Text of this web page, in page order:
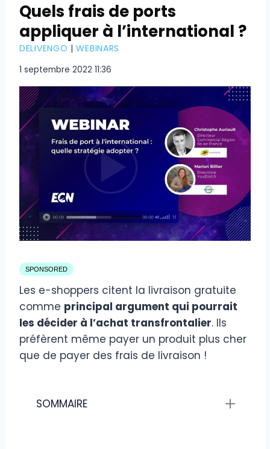
Quels frais de ports
appliquer à l’international ?
DELIVENGO |WEBINARS
1 septembre 2022 11:36
SPONSORED
Les e-shoppers citent la livraison gratuite
comme principal argument qui pourrait
les décider à l’achat transfrontalier. Ils
préfèrent même payer un produit plus cher
que de payer des frais de livraison !
SOMMAIRE